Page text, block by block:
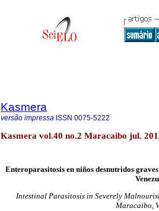
Kasmera
versão impressa ISSN 0075-5222
Kasmera vol.40 no.2 Maracaibo jul.
Enteroparasitosis en niños desnutridos
Intestinal Parasitosis in Severely
Maracaibo,